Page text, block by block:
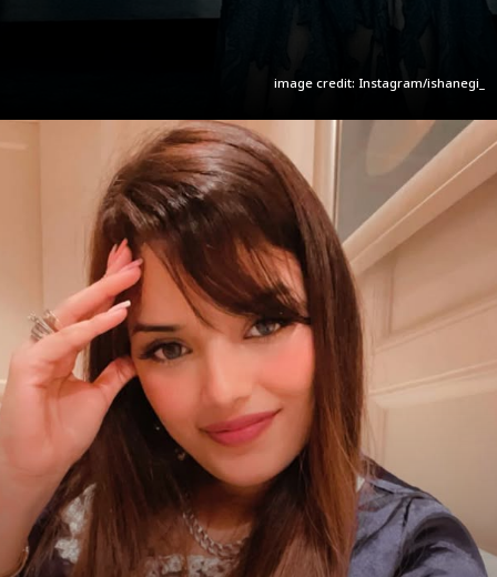
image credit: Instagram/ishanegi_